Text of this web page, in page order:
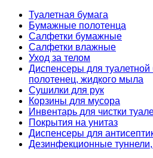
Туалетная бумага
Бумажные полотенца
Салфетки бумажные
Салфетки влажные
Уход за телом
Диспенсеры для
полотенец, жидкого мыла
Сушилки для рук
Корзины для мусора
Инвентарь для чистки
Покрытия на унитаз
Диспенсеры для
Дезинфекционные